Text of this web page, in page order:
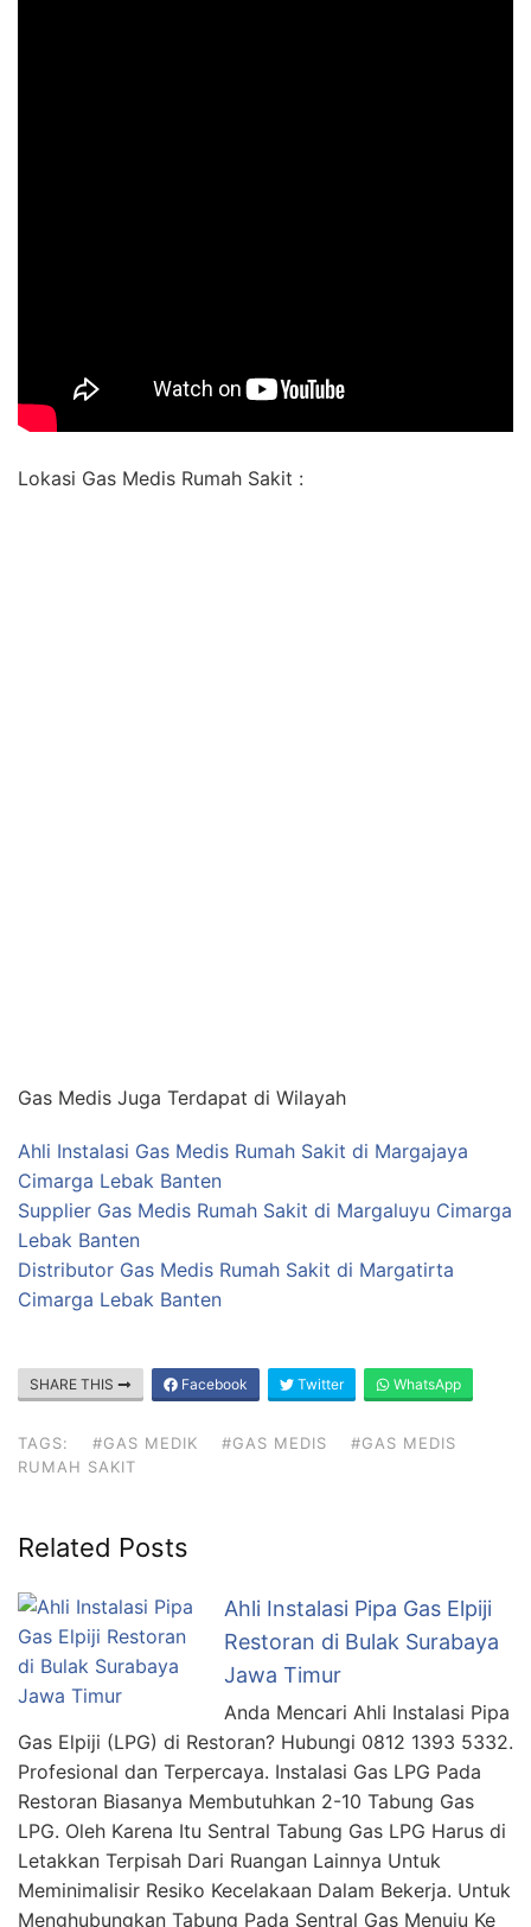
Lokasi Gas Medis Rumah Sakit :
Gas Medis Juga Terdapat di Wilayah
Ahli Instalasi Gas Medis Rumah Sakit di Margajaya
Cimarga Lebak Banten
Supplier Gas Medis Rumah Sakit di Margaluyu Cimarga
Lebak Banten
Distributor Gas Medis Rumah Sakit di Margatirta
Cimarga Lebak Banten
SHARE THIS Facebook Twitter WhatsApp
TAGS: #GAS MEDIK #GAS MEDIS
#GAS MEDIS
RUMAH SAKIT
Related Posts
Ahli Instalasi Pipa Gas Elpiji
Restoran di Bulak Surabaya
Jawa Timur
Anda Mencari Ahli Instalasi Pipa
Gas Elpiji (LPG) di Restoran? Hubungi 0812 1393 5332.
Profesional dan Terpercaya. Instalasi Gas LPG Pada
Restoran Biasanya Membutuhkan 2-10 Tabung Gas
LPG. Oleh Karena Itu Sentral Tabung Gas LPG Harus di
Letakkan Terpisah Dari Ruangan Lainnya Untuk
Meminimalisir Resiko Kecelakaan Dalam Bekerja. Untuk
Menghubungkan Tabung Pada Sentral Gas Menuju Ke